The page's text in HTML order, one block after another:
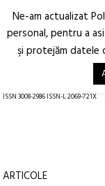
Arhitectură.
Oraș.
ISSN 3008-2986 ISSN-L 2069-721X
ARTICOLE
Ne-am actualizat
personal, pentru a
şi protejăm datele